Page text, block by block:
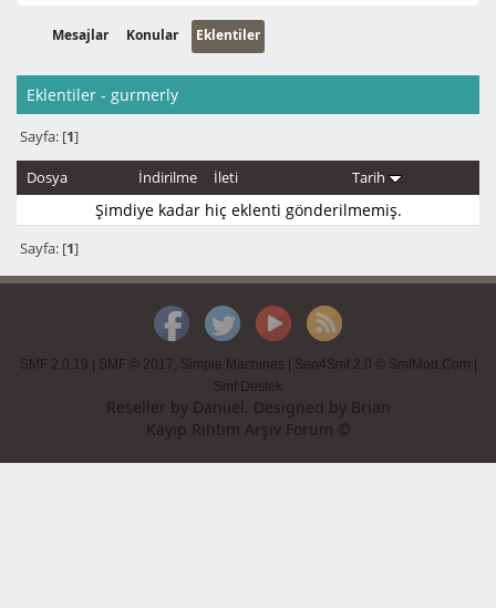
Mesajlar Konular Eklentiler
Eklentiler - gurmerly
Sayfa: [1]
Dosya İndirilme İleti Tarih
Şimdiye kadar hiç eklenti gönderilmemiş.
Sayfa: [1]
SMF 2.0.19 | SMF © 2017 Simple Machines | Seo4Smf 2.0 © SmfMod.Com |
Smf Destek
Reseller by Daniiel. Designed by Brian
Kayıp Rıhtım Arşiv Forum ©